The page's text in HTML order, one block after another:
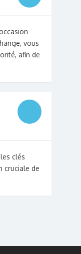
vous
afin de
clés
cruciale de